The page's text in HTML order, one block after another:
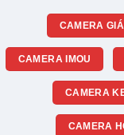
CAMERA
CAMERA IMOU
CAMERA
CAMERA